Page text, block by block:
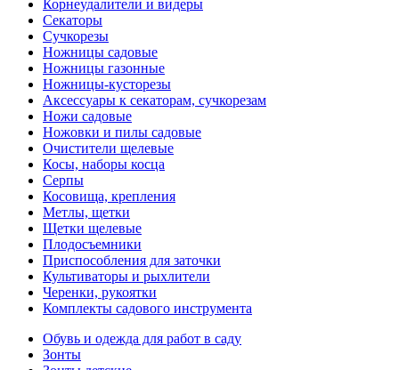
Корнеудалители и видеры
Секаторы
Сучкорезы
Ножницы садовые
Ножницы газонные
Ножницы-кусторезы
Аксессуары к секаторам, сучкорезам
Ножи садовые
Ножовки и пилы садовые
Очистители щелевые
Косы, наборы косца
Серпы
Косовища, крепления
Метлы, щетки
Щетки щелевые
Плодосъемники
Приспособления для заточки
Культиваторы и рыхлители
Черенки, рукоятки
Комплекты садового инструмента
Обувь и одежда для работ в саду
Зонты